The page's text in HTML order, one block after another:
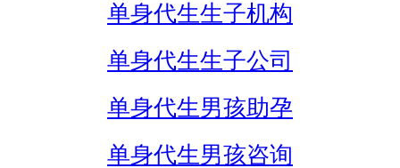
单身代生生子机构
单身代生生子公司
单身代生男孩助孕
单身代生男孩咨询